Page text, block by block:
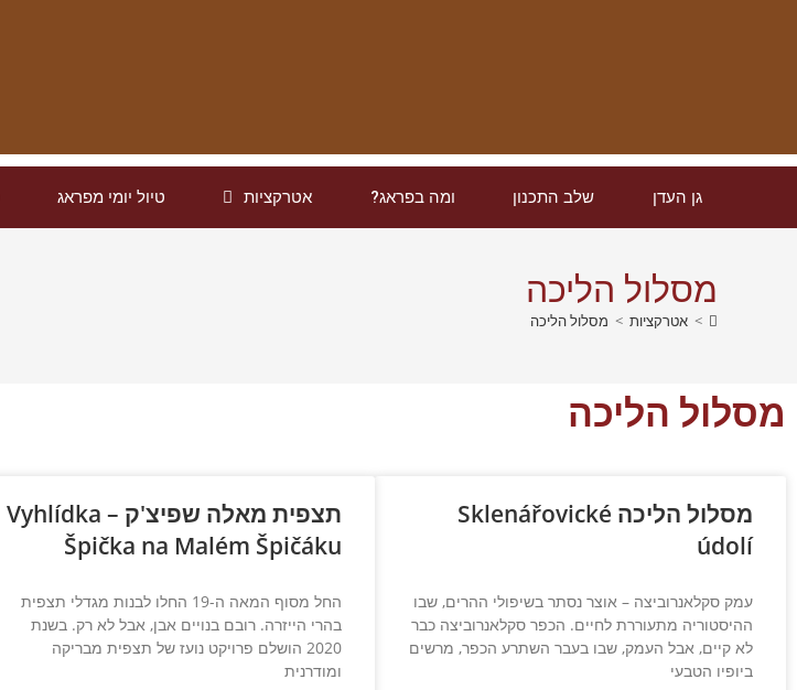
גן העדן שלב התכנון ומה בפראג? אטרקציות טיול יומי מפראג
מסלול הליכה
> אטרקציות > מסלול הליכה
מסלול הליכה
מסלול הליכה Sklenářovické
údolí
עמק סקלאנרוביצה – אוצר נסתר בשיפולי ההרים, שבו
ההיסטוריה מתעוררת לחיים. הכפר סקלאנרוביצה כבר
לא קיים, אבל העמק, שבו בעבר השתרע הכפר, מרשים
ביופיו הטבעי
תצפית מאלה שפיצ'ק – Vyhlídka
Špička na Malém Špičáku
החל מסוף המאה ה-19 החלו לבנות מגדלי תצפית
בהרי הייזרה. רובם בנויים אבן, אבל לא רק. בשנת
2020 הושלם פרויקט נועז של תצפית מבריקה
ומודרנית